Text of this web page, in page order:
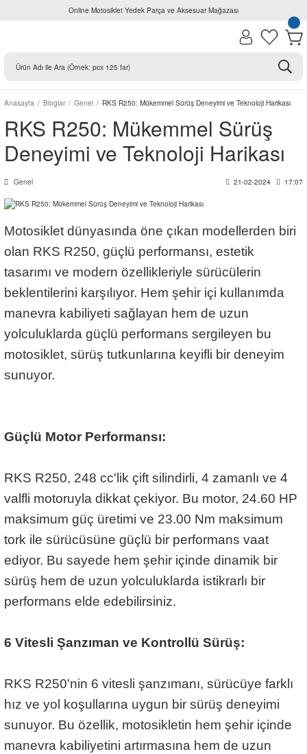
Online Motosiklet Yedek Parça ve Aksesuar Mağazası
Anasayfa Bloglar Genel RKS R250: Mükemmel Sürüş Deneyimi ve Teknoloji Harikası
RKS R250: Mükemmel Sürüş
Deneyimi ve Teknoloji Harikası
Genel 21-02-2024 17:07
Motosiklet dünyasında öne çıkan modellerden biri
olan RKS R250, güçlü performansı, estetik
tasarımı ve modern özellikleriyle sürücülerin
beklentilerini karşılıyor. Hem şehir içi kullanımda
manevra kabiliyeti sağlayan hem de uzun
yolculuklarda güçlü performans sergileyen bu
motosiklet, sürüş tutkunlarına keyifli bir deneyim
sunuyor.
Güçlü Motor Performansı:
RKS R250, 248 cc'lik çift silindirli, 4 zamanlı ve 4
valfli motoruyla dikkat çekiyor. Bu motor, 24.60 HP
maksimum güç üretimi ve 23.00 Nm maksimum
tork ile sürücüsüne güçlü bir performans vaat
ediyor. Bu sayede hem şehir içinde dinamik bir
sürüş hem de uzun yolculuklarda istikrarlı bir
performans elde edebilirsiniz.
6 Vitesli Şanzıman ve Kontrollü Sürüş:
RKS R250'nin 6 vitesli şanzımanı, sürücüye farklı
hız ve yol koşullarına uygun bir sürüş deneyimi
sunuyor. Bu özellik, motosikletin hem şehir içinde
manevra kabiliyetini artırmasına hem de uzun